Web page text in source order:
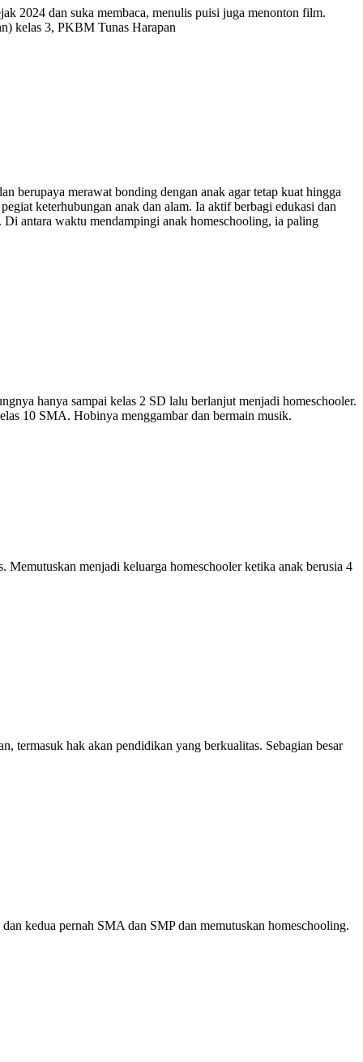
2024 dan suka membaca, menulis puisi juga menonton film.
kelas 3, PKBM Tunas Harapan
berupaya merawat bonding dengan anak agar tetap kuat hingga
keterhubungan anak dan alam. Ia aktif berbagi edukasi dan
antara waktu mendampingi anak homeschooling, ia paling
hanya sampai kelas 2 SD lalu berlanjut menjadi homeschooler.
10 SMA. Hobinya menggambar dan bermain musik.
menjadi keluarga homeschooler ketika anak berusia 4
termasuk hak akan pendidikan yang berkualitas. Sebagian besar
kedua pernah SMA dan SMP dan memutuskan homeschooling.